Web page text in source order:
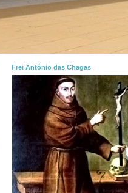
Frei António das Chagas